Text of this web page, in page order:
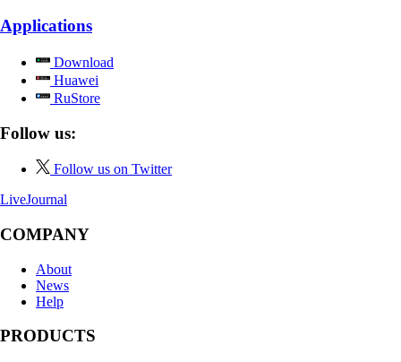
Applications
Download
Huawei
RuStore
Follow us:
Follow us on Twitter
LiveJournal
COMPANY
About
News
Help
PRODUCTS